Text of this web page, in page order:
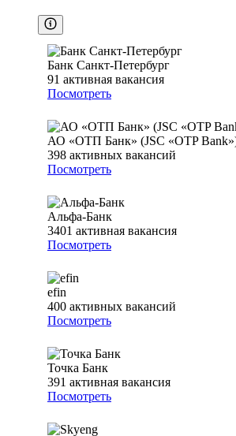
Банк Санкт-Петербург
91 активная вакансия
Посмотреть
АО «ОТП Банк» (JSC «OTP
398 активных вакансий
Посмотреть
Альфа-Банк
3401 активная вакансия
Посмотреть
efin
400 активных вакансий
Посмотреть
Точка Банк
391 активная вакансия
Посмотреть